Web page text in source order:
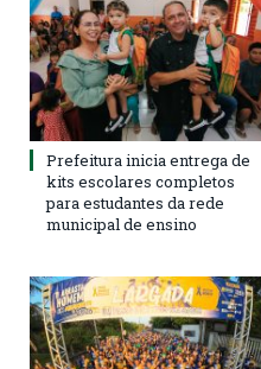
Prefeitura inicia entrega de
kits escolares completos
para estudantes da rede
municipal de ensino